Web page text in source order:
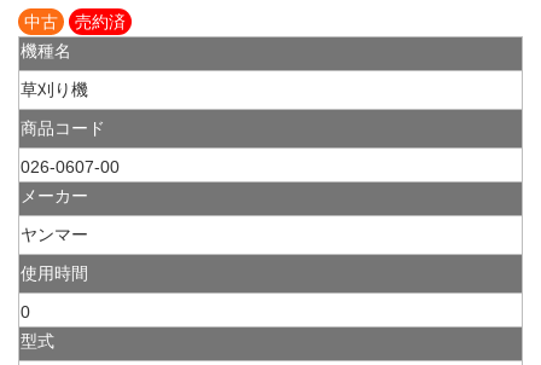
中古
売約済
機種名
草刈り機
商品コード
026-0607-00
メーカー
ヤンマー
使用時間
0
型式